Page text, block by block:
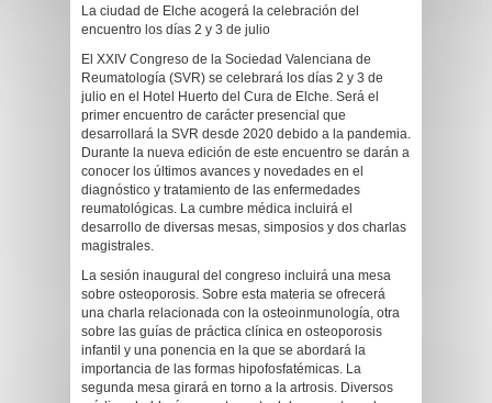
La ciudad de Elche acogerá la celebración del
encuentro los días 2 y 3 de julio
El XXIV Congreso de la Sociedad Valenciana de
Reumatología (SVR) se celebrará los días 2 y 3 de
julio en el Hotel Huerto del Cura de Elche. Será el
primer encuentro de carácter presencial que
desarrollará la SVR desde 2020 debido a la pandemia.
Durante la nueva edición de este encuentro se darán a
conocer los últimos avances y novedades en el
diagnóstico y tratamiento de las enfermedades
reumatológicas. La cumbre médica incluirá el
desarrollo de diversas mesas, simposios y dos charlas
magistrales.
La sesión inaugural del congreso incluirá una mesa
sobre osteoporosis. Sobre esta materia se ofrecerá
una charla relacionada con la osteoinmunología, otra
sobre las guías de práctica clínica en osteoporosis
infantil y una ponencia en la que se abordará la
importancia de las formas hipofosfatémicas. La
segunda mesa girará en torno a la artrosis. Diversos